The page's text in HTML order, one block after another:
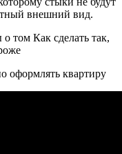
внешний вид.
том Как сделать так,
оформлять квартиру